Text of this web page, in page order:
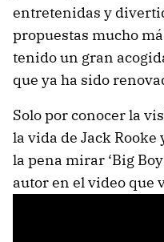
entretenidas y
propuestas mucho
tenido un gran
que ya ha sido
Solo por conocer la
la vida de Jack
la pena mirar ‘Big
autor en el video que